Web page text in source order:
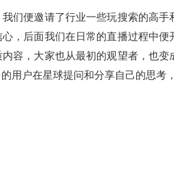
们便邀请了行业一些玩搜索的高
，后面我们在日常的直播过程中
容，大家也从最初的观望者，也
用户在星球提问和分享自己的思考